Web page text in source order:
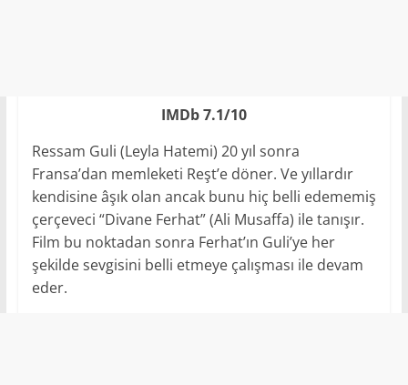
IMDb 7.1/10
Ressam Guli (Leyla Hatemi) 20 yıl sonra
Fransa’dan memleketi Reşt’e döner. Ve yıllardır
kendisine âşık olan ancak bunu hiç belli edememiş
çerçeveci “Divane Ferhat” (Ali Musaffa) ile tanışır.
Film bu noktadan sonra Ferhat’ın Guli’ye her
şekilde sevgisini belli etmeye çalışması ile devam
eder.